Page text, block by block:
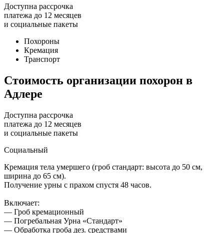
Доступна рассрочка
платежа до 12 месяцев
и социальные пакеты
Похороны
Кремация
Транспорт
Стоимость организации похорон в
Адлере
Доступна рассрочка
платежа до 12 месяцев
и социальные пакеты
Социальный
Кремация тела умершего (гроб стандарт: высота до 50 см,
ширина до 65 см).
Получение урны с прахом спустя 48 часов.
Включает:
— Гроб кремационный
— Погребальная Урна «Стандарт»
— Обработка гроба дез. средствами